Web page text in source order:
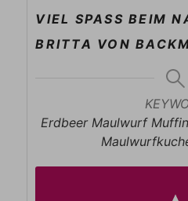
VIEL SPASS BEIM
BRITTA VON
Erdbeer Maulwurf